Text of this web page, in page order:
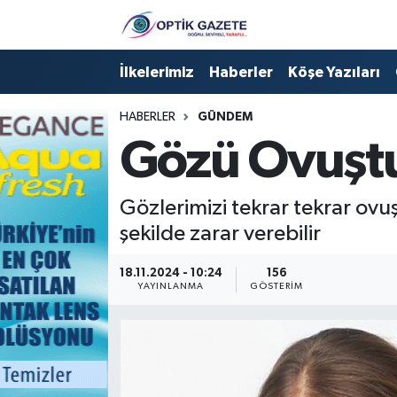
İlkelerimiz Haberler Köşe Yazıları
HABERLER GÜNDEM
Gözü
Gözlerimizi tekrar tekrar
şekilde zarar verebilir
18.11.2024 - 10:24
YAYINLANMA
156
GÖSTERIM
Nöbetçi Eczaneler
Hava Durumu
İstanbul Namaz Vakitleri
Trafik Durumu
Süper Lig Puan Durumu ve Fikstür
Tüm Manşetler
Son Dakika Haberleri
Haber Arşivi